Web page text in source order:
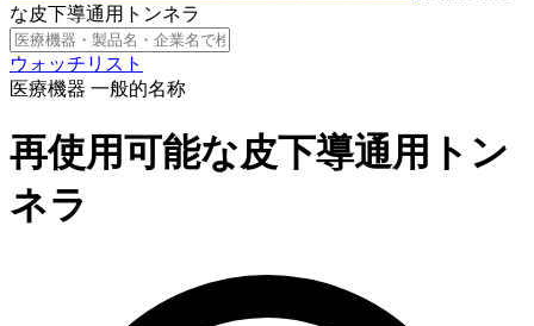
な皮下導通用トンネラ
ウォッチリスト
医療機器 一般的名称
再使用可能な皮下導通用トン
ネラ